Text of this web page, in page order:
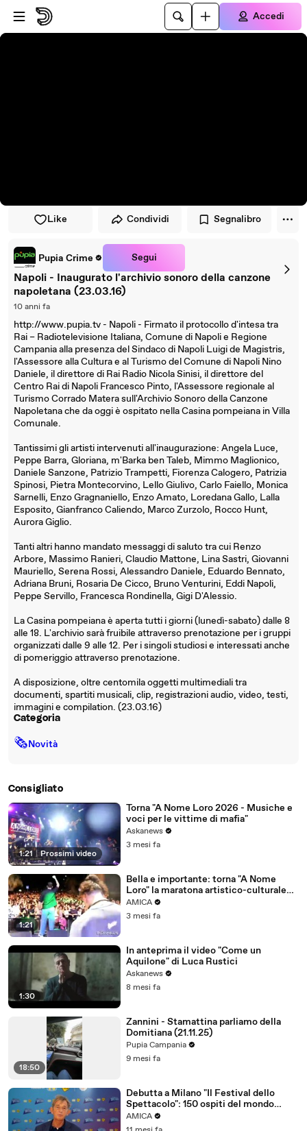
Vai al lettore
Passa al contenuto principale
Accedi
Like Condividi Segnalibro
Pupia Crime Segui
Napoli - Inaugurato l'archivio sonoro della canzone
napoletana (23.03.16)
10 anni fa
http://www.pupia.tv - Napoli - Firmato il protocollo d'intesa tra
Rai – Radiotelevisione Italiana, Comune di Napoli e Regione
Campania alla presenza del Sindaco di Napoli Luigi de Magistris,
l'Assessore alla Cultura e al Turismo del Comune di Napoli Nino
Daniele, il direttore di Rai Radio Nicola Sinisi, il direttore del
Centro Rai di Napoli Francesco Pinto, l'Assessore regionale al
Turismo Corrado Matera sull'Archivio Sonoro della Canzone
Napoletana che da oggi è ospitato nella Casina pompeiana in Villa
Comunale.
Tantissimi gli artisti intervenuti all'inaugurazione: Angela Luce,
Peppe Barra, Gloriana, m'Barka ben Taleb, Mimmo Maglionico,
Daniele Sanzone, Patrizio Trampetti, Fiorenza Calogero, Patrizia
Spinosi, Pietra Montecorvino, Lello Giulivo, Carlo Faiello, Monica
Sarnelli, Enzo Gragnaniello, Enzo Amato, Loredana Gallo, Lalla
Esposito, Gianfranco Caliendo, Marco Zurzolo, Rocco Hunt,
Aurora Giglio.
Tanti altri hanno mandato messaggi di saluto tra cui Renzo
Arbore, Massimo Ranieri, Claudio Mattone, Lina Sastri, Giovanni
Mauriello, Serena Rossi, Alessandro Daniele, Eduardo Bennato,
Adriana Bruni, Rosaria De Cicco, Bruno Venturini, Eddi Napoli,
Peppe Servillo, Francesca Rondinella, Gigi D'Alessio.
La Casina pompeiana è aperta tutti i giorni (lunedì-sabato) dalle 8
alle 18. L'archivio sarà fruibile attraverso prenotazione per i gruppi
organizzati dalle 9 alle 12. Per i singoli studiosi e interessati anche
di pomeriggio attraverso prenotazione.
A disposizione, oltre centomila oggetti multimediali tra
documenti, spartiti musicali, clip, registrazioni audio, video, testi,
immagini e compilation. (23.03.16)
Categoria
🗞Novità
Consigliato
1:21 | Prossimi video
Torna "A Nome Loro 2026 - Musiche e
voci per le vittime di mafia"
Askanews
3 mesi fa
1:21
Bella e importante: torna "A Nome
Loro" la maratona artistico-culturale
con tantissimi ospiti
AMICA
3 mesi fa
1:30
In anteprima il video "Come un
Aquilone" di Luca Rustici
Askanews
8 mesi fa
18:50
Zannini - Stamattina parliamo della
Domitiana (21.11.25)
Pupia Campania
9 mesi fa
Debutta a Milano "Il Festival dello
Spettacolo": 150 ospiti del mondo
dell'intrattenimento
AMICA